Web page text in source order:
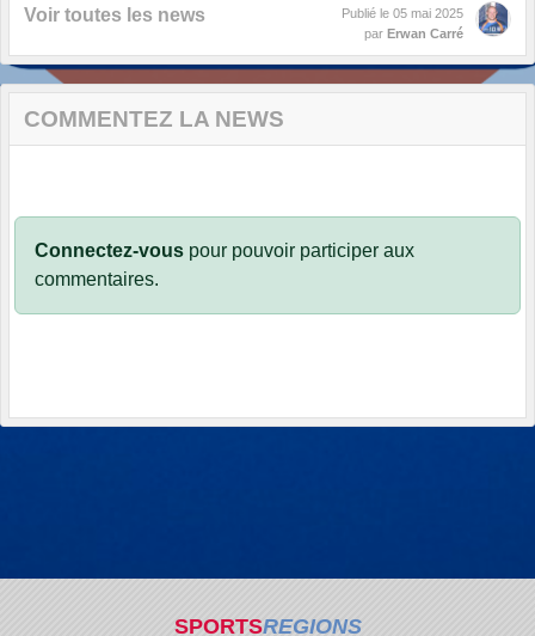
Voir toutes les news Publié le 05 mai 2025
par Erwan Carré
COMMENTEZ LA NEWS
Connectez-vous pour pouvoir participer aux
commentaires.
SPORTSREGIONS